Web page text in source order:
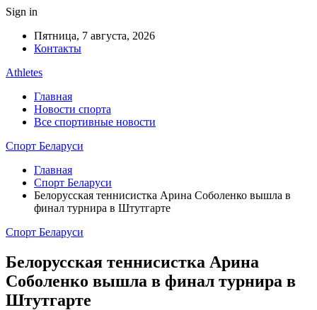
Sign in
Пятница, 7 августа, 2026
Контакты
Athletes
Главная
Новости спорта
Все спортивные новости
Спорт Беларуси
Главная
Спорт Беларуси
Белорусская теннисистка Арина Соболенко вышла в
финал турнира в Штутгарте
Спорт Беларуси
Белорусская теннисистка Арина
Соболенко вышла в финал турнира в
Штутгарте